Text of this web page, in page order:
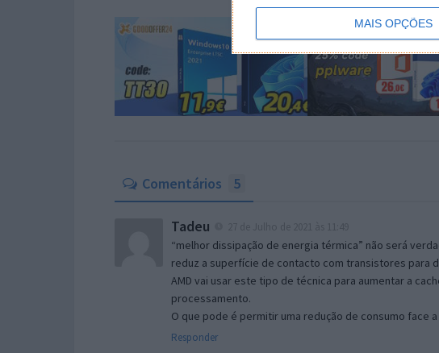
MAIS OPÇÕES
Comentários 5
Tadeu
“melhor dissipação de energia térmica” não será
reduz a superfície de contacto com transistores para
AMD vai usar este tipo de técnica para aumentar a
processamento.
O que pode é permitir uma redução de consumo face
Responder